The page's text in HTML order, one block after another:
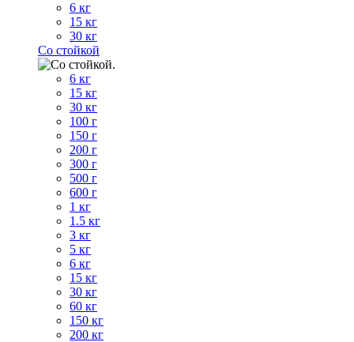
6 кг
15 кг
30 кг
Со стойкой
6 кг
15 кг
30 кг
100 г
150 г
200 г
300 г
500 г
600 г
1 кг
1.5 кг
3 кг
5 кг
6 кг
15 кг
30 кг
60 кг
150 кг
200 кг